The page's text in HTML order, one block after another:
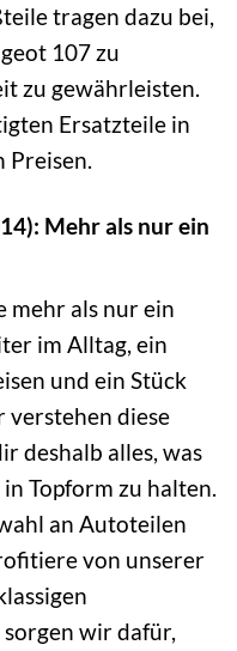
tragen dazu bei,
107 zu
zu gewährleisten.
Ersatzteile in
Preisen.
Mehr als nur ein
mehr als nur ein
im Alltag, ein
und ein Stück
verstehen diese
deshalb alles, was
Topform zu halten.
an Autoteilen
von unserer
wir dafür,